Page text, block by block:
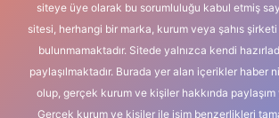
siteye üye olarak bu sorumluluğu kabul etmiş
sitesi, herhangi bir marka, kurum veya şahıs şirketi
bulunmamaktadır. Sitede yalnızca kendi
paylaşılmaktadır. Burada yer alan içerikler haber
olup, gerçek kurum ve kişiler hakkında paylaşım
Gerçek kurum ve kişiler ile isim benzerlikleri